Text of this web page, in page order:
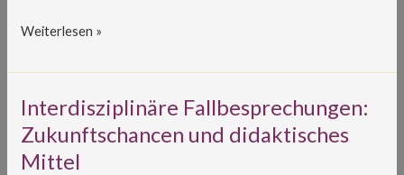
Weiterlesen »
Interdisziplinäre Fallbesprechungen:
Zukunftschancen und didaktisches
Mittel
Interdisziplinäre
Fallbesprechungen:
Zukunftschancen
und